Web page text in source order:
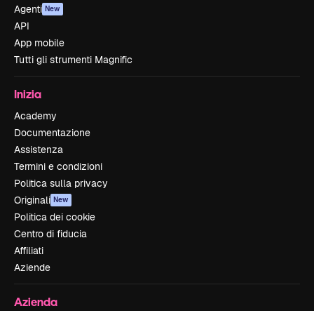
Agenti New
API
App mobile
Tutti gli strumenti Magnific
Inizia
Academy
Documentazione
Assistenza
Termini e condizioni
Politica sulla privacy
Originali New
Politica dei cookie
Centro di fiducia
Affiliati
Aziende
Azienda